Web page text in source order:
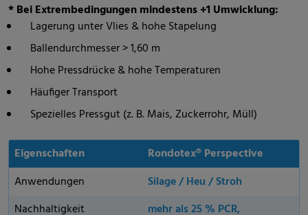
* Bei Extrembedingungen mindestens +1 Umwicklung:
Lagerung unter Vlies & hohe Stapelung
Ballendurchmesser > 1,60 m
Hohe Pressdrücke & hohe Temperaturen
Häufiger Transport
Spezielles Pressgut (z. B. Mais, Zuckerrohr, Müll)
Eigenschaften
Rondotex® Perspective
Anwendungen
Silage / Heu / Stroh
Nachhaltigkeit
mehr als 25 % PCR,